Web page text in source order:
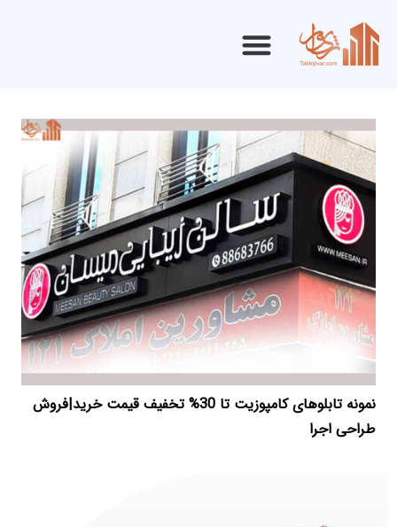
نمونه تابلوهای کامپوزیت تا 30% تخفیف قیمت خرید|فروش
طراحی اجرا